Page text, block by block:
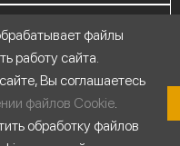
Рус", ИНН
Кометта - Сделано
Личный кабинет
файлы
работу сайта.
Вы соглашаетесь
файлов Cookie.
обработку файлов